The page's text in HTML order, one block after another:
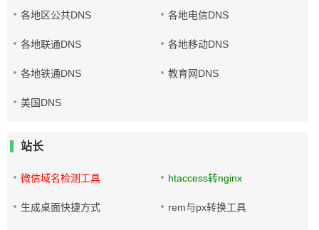
各地区公共DNS 各地电信DNS
各地联通DNS 各地移动DNS
各地铁通DNS 教育网DNS
美国DNS
站长
微信域名检测工具 htaccess转nginx
生成桌面快捷方式 rem与px转换工具